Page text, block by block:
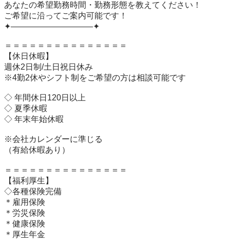
あなたの希望勤務時間・勤務形態を教えてください！
ご希望に沿ってご案内可能です！
✦——————————✦
＝＝＝＝＝＝＝＝＝＝＝＝＝＝＝
【休日休暇】
週休2日制/土日祝日休み
※4勤2休やシフト制をご希望の方は相談可能です
◇ 年間休日120日以上
◇ 夏季休暇
◇ 年末年始休暇
※会社カレンダーに準じる
（有給休暇あり）
＝＝＝＝＝＝＝＝＝＝＝＝＝＝＝
【福利厚生】
◇各種保険完備
＊雇用保険
＊労災保険
＊健康保険
＊厚生年金